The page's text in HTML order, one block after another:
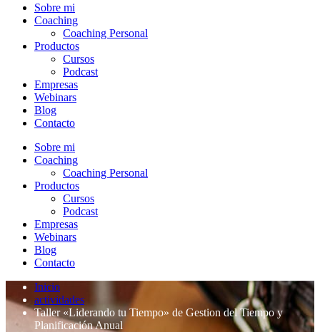
Sobre mi
Coaching
Coaching Personal
Productos
Cursos
Podcast
Empresas
Webinars
Blog
Contacto
Sobre mi
Coaching
Coaching Personal
Productos
Cursos
Podcast
Empresas
Webinars
Blog
Contacto
Inicio
actividades
Taller «Liderando tu Tiempo» de Gestion del Tiempo y
Planificación Anual